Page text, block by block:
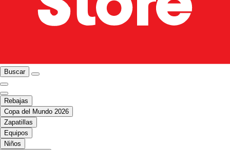
Buscar
Rebajas
Copa del Mundo 2026
Zapatillas
Equipos
Niños